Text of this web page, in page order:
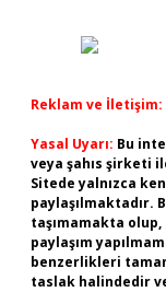
Reklam ve İletişim:
Yasal Uyarı: Bu
veya şahıs şirketi
Sitede yalnızca
paylaşılmaktadır.
taşımamakta
paylaşım
benzerlikleri
taslak halindedir